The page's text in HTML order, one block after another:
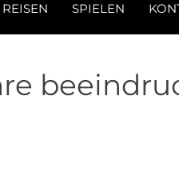
REISEN SPIELEN